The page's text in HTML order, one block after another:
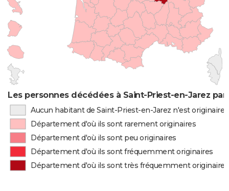
Les personnes décédées à Saint-Priest-en-Jarez
Aucun habitant de Saint-Priest-en-Jarez n'est originaire
Département d'où ils sont rarement originaires
Département d'où ils sont peu originaires
Département d'où ils sont fréquemment originaires
Département d'où ils sont très fréquemment originaires